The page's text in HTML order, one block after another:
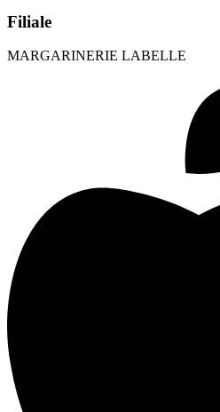
Filiale
MARGARINERIE LABELLE